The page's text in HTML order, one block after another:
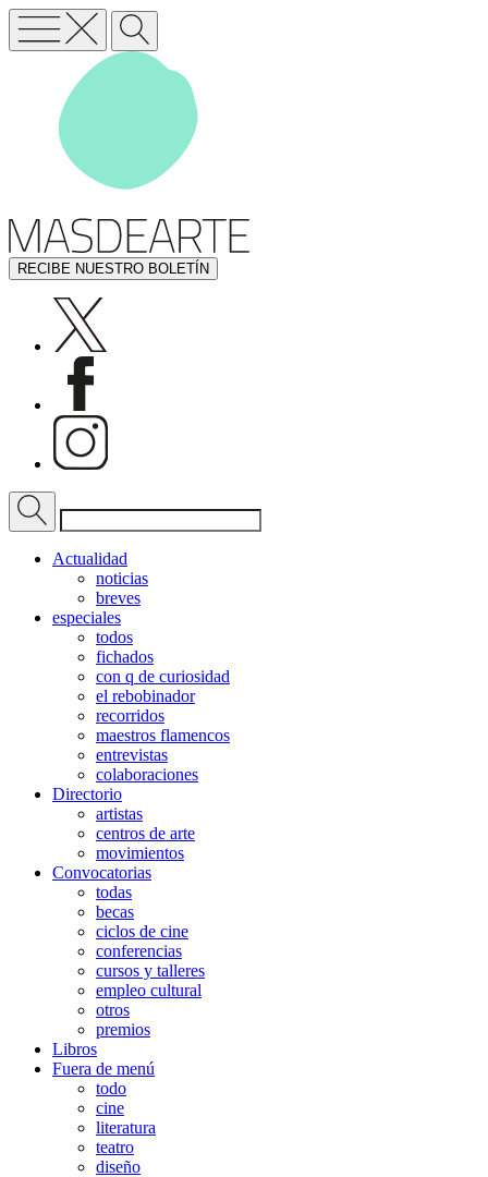
RECIBE NUESTRO BOLETÍN
Actualidad
noticias
breves
especiales
todos
fichados
con q de curiosidad
el rebobinador
recorridos
maestros flamencos
entrevistas
colaboraciones
Directorio
artistas
centros de arte
movimientos
Convocatorias
todas
becas
ciclos de cine
conferencias
cursos y talleres
empleo cultural
otros
premios
Libros
Fuera de menú
todo
cine
literatura
teatro
diseño